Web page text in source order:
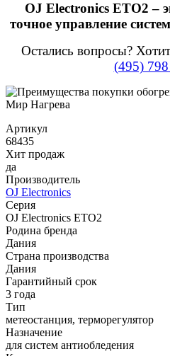
OJ Electronics ETO2 –
точное управление
Остались вопросы?
(495)
Артикул
68435
Хит продаж
да
Производитель
OJ Electronics
Серия
OJ Electronics ETO2
Родина бренда
Дания
Страна производства
Дания
Гарантийный срок
3 года
Тип
метеостанция, терморегулятор
Назначение
для систем антиобледения